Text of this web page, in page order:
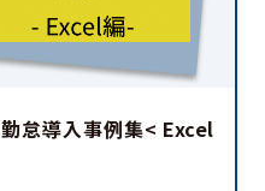
怠導入事例集< Excel